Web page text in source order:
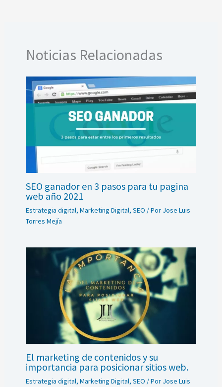
Noticias Relacionadas
SEO ganador en 3 pasos para tu pagina
web año 2021
Estrategia digital, Marketing Digital, SEO / Por Jose Luis
Torres Mejía
El marketing de contenidos y su
importancia para posicionar sitios web.
Estrategia digital, Marketing Digital, SEO / Por Jose Luis